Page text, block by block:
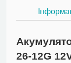
26-12G